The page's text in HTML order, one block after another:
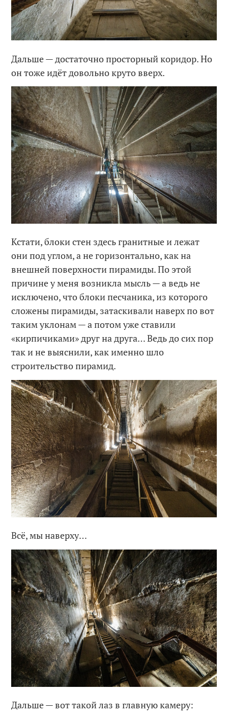
Дальше — достаточно просторный коридор. Но
он тоже идёт довольно круто вверх.
Кстати, блоки стен здесь гранитные и лежат
они под углом, а не горизонтально, как на
внешней поверхности пирамиды. По этой
причине у меня возникла мысль — а ведь не
исключено, что блоки песчаника, из которого
сложены пирамиды, затаскивали наверх по вот
таким уклонам — а потом уже ставили
«кирпичиками» друг на друга… Ведь до сих пор
так и не выяснили, как именно шло
строительство пирамид.
Всё, мы наверху…
Дальше — вот такой лаз в главную камеру: